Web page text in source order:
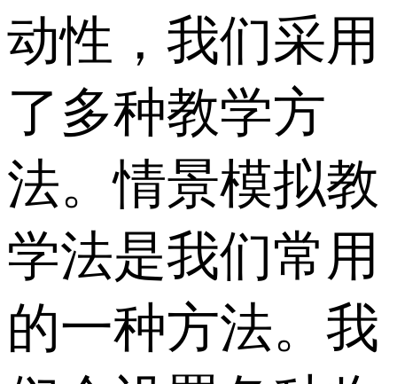
动性，我们采用
了多种教学方
法。情景模拟教
学法是我们常用
的一种方法。我